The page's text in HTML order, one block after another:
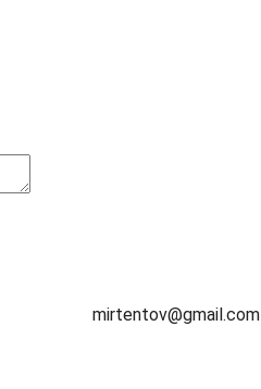
mirtentov@gmail.com